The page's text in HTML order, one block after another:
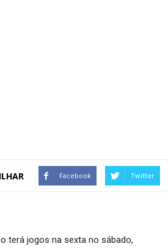
Facebook Twitter
terá jogos na sexta no sábado,